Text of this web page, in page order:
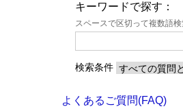
キーワードで探す：
スペースで区切って複数語
検索条件
よくあるご質問(FAQ)